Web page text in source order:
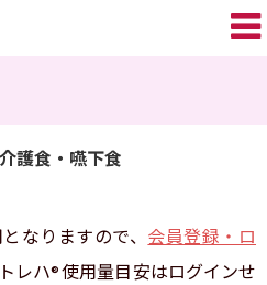
レシピ集
介護食・嚥下食
なりますので、 会員登録・ロ
レハ®使用量目安はログインせ